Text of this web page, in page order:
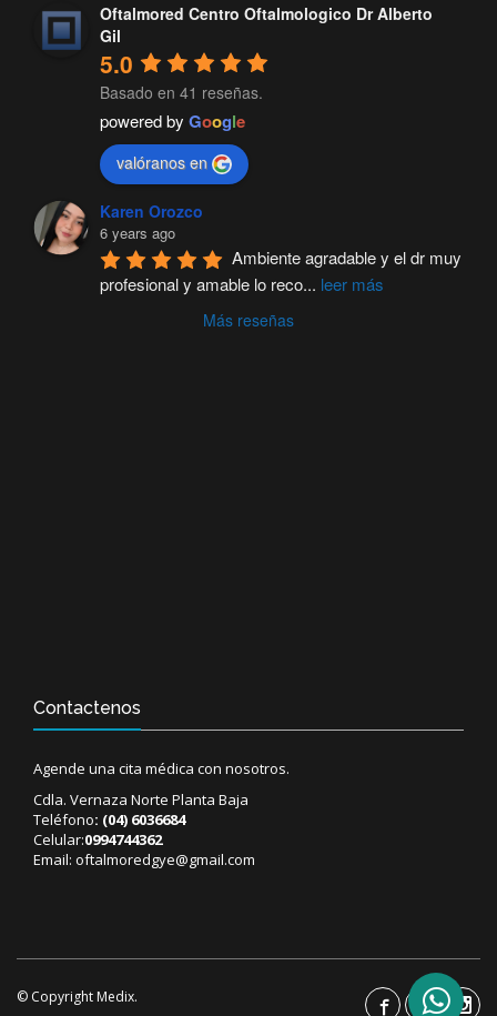
Oftalmored Centro Oftalmologico Dr Alberto
Gil
5.0
Basado en 41 reseñas.
powered by Google
valóranos en
Karen Orozco
6 years ago
Ambiente agradable y el dr muy
profesional y amable lo reco... leer más
Más reseñas
Contactenos
Agende una cita médica con nosotros.
Cdla. Vernaza Norte Planta Baja
Teléfono: (04) 6036684
Celular:0994744362
Email: oftalmoredgye@gmail.com
© Copyright Medix.